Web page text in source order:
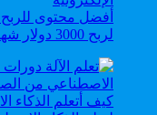
أفضل محتوى
لربح 3000 دولار شهريا.